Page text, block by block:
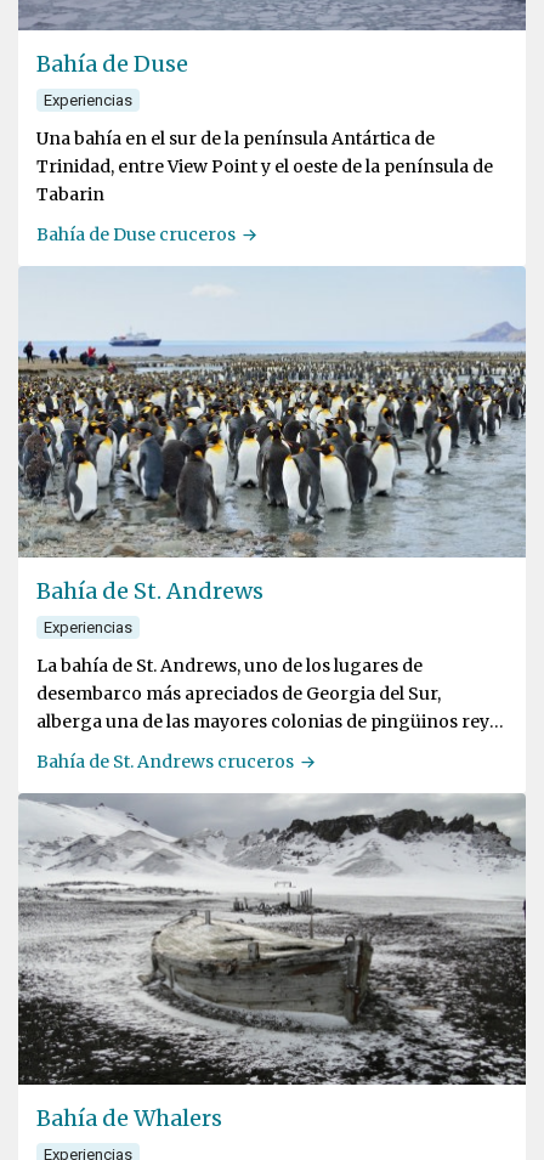
Bahía de Duse
Experiencias
Una bahía en el sur de la península Antártica de
Trinidad, entre View Point y el oeste de la península de
Tabarin
Bahía de Duse cruceros
Bahía de St. Andrews
Experiencias
La bahía de St. Andrews, uno de los lugares de
desembarco más apreciados de Georgia del Sur,
alberga una de las mayores colonias de pingüinos rey
del mundo
Bahía de St. Andrews cruceros
Bahía de Whalers
Experiencias